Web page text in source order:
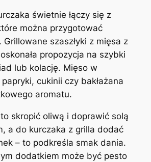
świetnie łączy się z
można przygotować
Grillowane szaszłyki z mięsa z
propozycja na szybki
lub kolację. Mięso w
cukinii czy bakłażana
aromatu.
skropić oliwą i doprawić solą
a do kurczaka z grilla dodać
– to podkreśla smak dania.
dodatkiem może być pesto